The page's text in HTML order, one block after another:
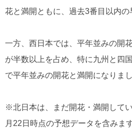
花と満開ともに、過去3番目以内の
一方、西日本では、平年並みの開
が半数以上を占め、特に九州と四
で平年並みの開花と満開になりまし
※北日本は、まだ開花・満開して
月22日時点の予想データを含みま